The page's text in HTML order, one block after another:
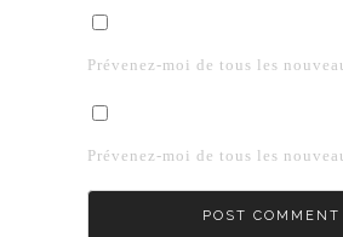
Prévenez-moi de tous les
Prévenez-moi de tous les